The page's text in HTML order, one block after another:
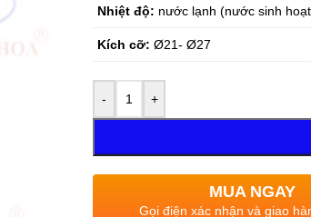
Nhiệt độ: nước lạnh (nước sinh
Kích cỡ: Ø21- Ø27
- +
MUA NGAY
Gọi điện xác nhận và giao